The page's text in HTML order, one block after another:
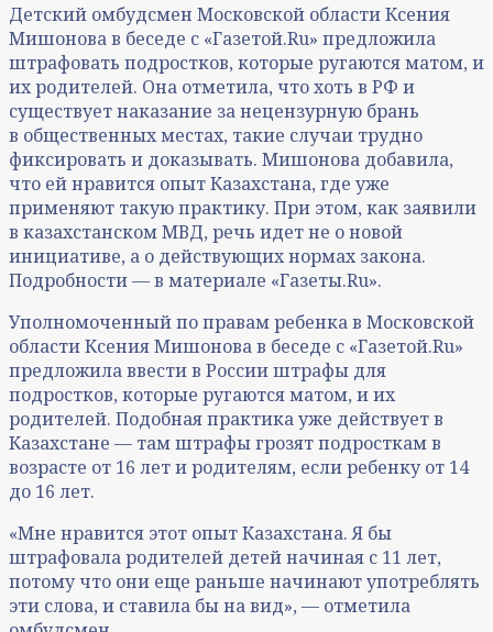
Детский омбудсмен Московской области Ксения
Мишонова в беседе с «Газетой.Ru» предложила
штрафовать подростков, которые ругаются матом, и
их родителей. Она отметила, что хоть в РФ и
существует наказание за нецензурную брань
в общественных местах, такие случаи трудно
фиксировать и доказывать. Мишонова добавила,
что ей нравится опыт Казахстана, где уже
применяют такую практику. При этом, как заявили
в казахстанском МВД, речь идет не о новой
инициативе, а о действующих нормах закона.
Подробности — в материале «Газеты.Ru».
Уполномоченный по правам ребенка в Московской
области Ксения Мишонова в беседе с «Газетой.Ru»
предложила ввести в России штрафы для
подростков, которые ругаются матом, и их
родителей. Подобная практика уже действует в
Казахстане — там штрафы грозят подросткам в
возрасте от 16 лет и родителям, если ребенку от 14
до 16 лет.
«Мне нравится этот опыт Казахстана. Я бы
штрафовала родителей детей начиная с 11 лет,
потому что они еще раньше начинают употреблять
эти слова, и ставила бы на вид», — отметила